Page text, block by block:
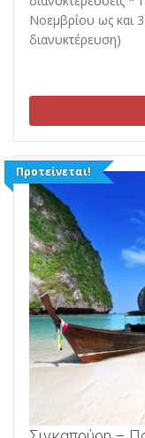
Νοεμβρίου ως και
διανυκτέρευση)
Προτείνεται!